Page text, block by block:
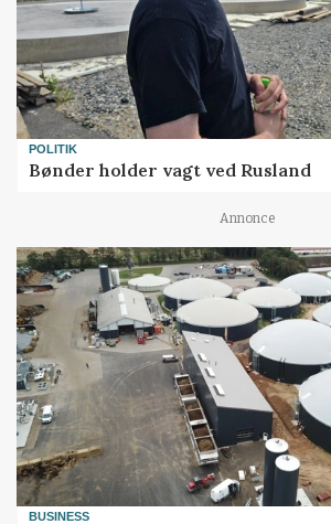
POLITIK
Bønder holder vagt ved Rusland
Annonce
BUSINESS